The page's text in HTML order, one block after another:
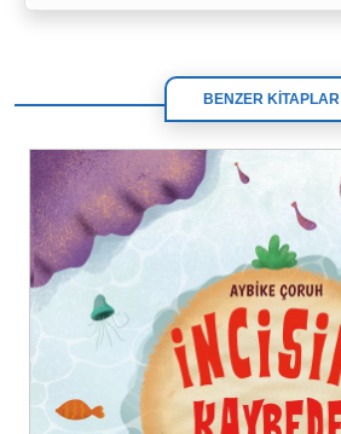
BENZER KİTAPLAR